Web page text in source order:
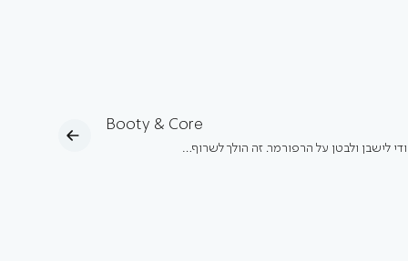
Booty & Core
לישבן ולבטן על הרפורמר. זה הולך לשרוף…